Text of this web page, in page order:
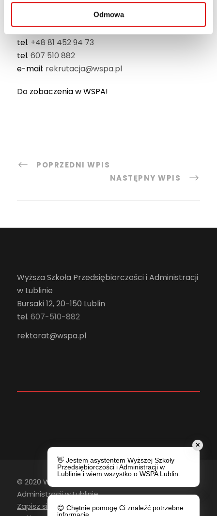
Odmowa
Kontakt do Centrum Rekrutacji i Obsługi
tel. +48 81 452 94 73
tel. 607 510 882
e-mail: rekrutacja@wspa.pl
Do zobaczenia w WSPA!
POPRZEDNI WPIS
NASTĘPNY WPIS
Wyższa Szkoła Przedsiębiorczości i Administracji
w Lublinie
Bursaki 12, 20-150 Lublin
tel. 607-510-882
rektorat@wspa.pl
© 2020 Wyższa Szkoła Przedsiębiorczości i
Administracji w Lublinie
Zapisz się do newslettera
✕
👋 Jestem asystentem Wyższej Szkoły
Przedsiębiorczości i Administracji w
Lublinie i wiem wszystko o WSPA Lublin.
😊 Chętnie pomogę Ci znaleźć potrzebne